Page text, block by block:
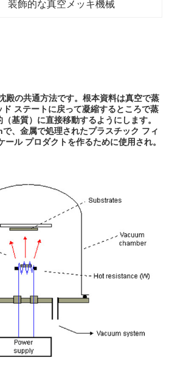
装飾的な真空メッキ機械
殿の共通方法です。根本資料は真空で蒸
ステートに戻って凝縮するところで蒸
基質）に直接移動するようにします。
、金属で処理されたプラスチック フィ
ール プロダクトを作るために使用され。